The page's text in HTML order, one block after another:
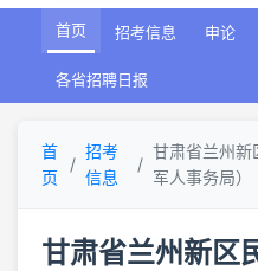
首页 招考信息 申论
各省招聘日报
首
页
招考
信息
甘肃省兰州新
军人事务局）
甘肃省兰州新区